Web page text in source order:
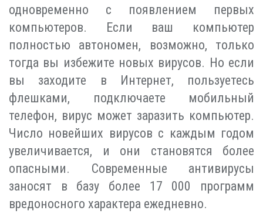
одновременно с появлением первых
компьютеров. Если ваш компьютер
полностью автономен, возможно, только
тогда вы избежите новых вирусов. Но если
вы заходите в Интернет, пользуетесь
флешками, подключаете мобильный
телефон, вирус может заразить компьютер.
Число новейших вирусов с каждым годом
увеличивается, и они становятся более
опасными. Современные антивирусы
заносят в базу более 17 000 программ
вредоносного характера ежедневно.